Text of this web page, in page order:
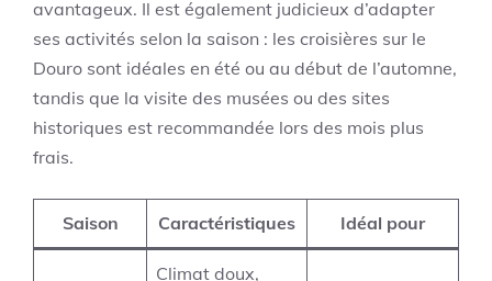
avantageux. Il est également judicieux d’adapter
ses activités selon la saison : les croisières sur le
Douro sont idéales en été ou au début de l’automne,
tandis que la visite des musées ou des sites
historiques est recommandée lors des mois plus
frais.
Saison Caractéristiques Idéal pour
Climat doux,